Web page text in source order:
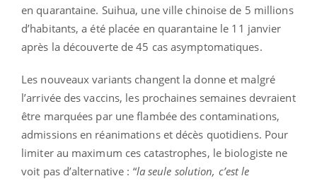
en quarantaine. Suihua, une ville chinoise de 5 millions
d’habitants, a été placée en quarantaine le 11 janvier
après la découverte de 45 cas asymptomatiques.
Les nouveaux variants changent la donne et malgré
l’arrivée des vaccins, les prochaines semaines devraient
être marquées par une flambée des contaminations,
admissions en réanimations et décès quotidiens. Pour
limiter au maximum ces catastrophes, le biologiste ne
voit pas d’alternative : “la seule solution, c’est le